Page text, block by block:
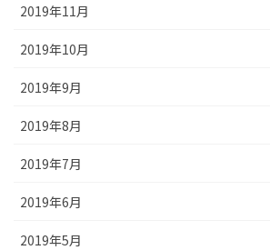
2019年11月
2019年10月
2019年9月
2019年8月
2019年7月
2019年6月
2019年5月